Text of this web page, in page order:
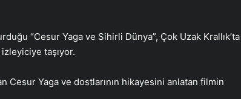
“Cesur Yaga ve Sihirli Dünya”, Çok Uzak Krallık’ta
taşıyor.
Cesur Yaga ve dostlarının hikayesini anlatan filmin